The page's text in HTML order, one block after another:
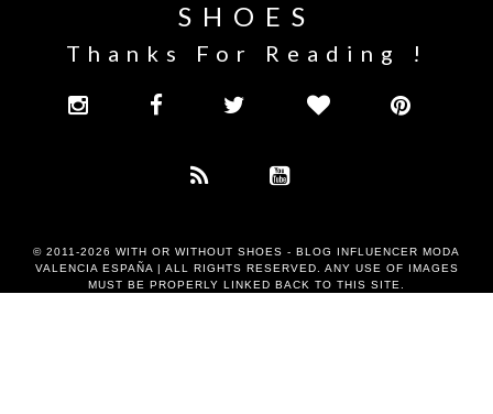
SHOES
Thanks For Reading !
© 2011-2026 WITH OR WITHOUT SHOES - BLOG INFLUENCER MODA
VALENCIA ESPAÑA | ALL RIGHTS RESERVED. ANY USE OF IMAGES
MUST BE PROPERLY LINKED BACK TO THIS SITE.